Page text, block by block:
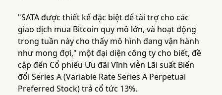
"SATA được thiết kế đặc biệt để tài trợ cho các
giao dịch mua Bitcoin quy mô lớn, và hoạt động
trong tuần này cho thấy mô hình đang vận hành
như mong đợi," một đại diện công ty cho biết, đề
cập đến Cổ phiếu Ưu đãi Vĩnh viễn Lãi suất Biến
đổi Series A (Variable Rate Series A Perpetual
Preferred Stock) trả cổ tức 13%.